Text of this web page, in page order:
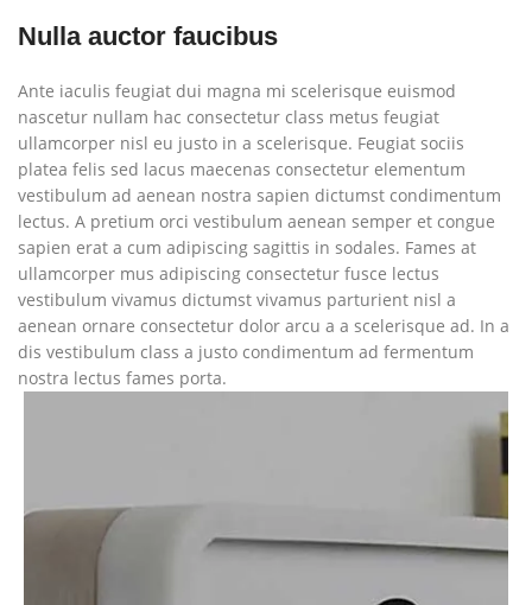
Nulla auctor faucibus
Ante iaculis feugiat dui magna mi scelerisque euismod
nascetur nullam hac consectetur class metus feugiat
ullamcorper nisl eu justo in a scelerisque. Feugiat sociis
platea felis sed lacus maecenas consectetur elementum
vestibulum ad aenean nostra sapien dictumst condimentum
lectus. A pretium orci vestibulum aenean semper et congue
sapien erat a cum adipiscing sagittis in sodales. Fames at
ullamcorper mus adipiscing consectetur fusce lectus
vestibulum vivamus dictumst vivamus parturient nisl a
aenean ornare consectetur dolor arcu a a scelerisque ad. In a
dis vestibulum class a justo condimentum ad fermentum
nostra lectus fames porta.